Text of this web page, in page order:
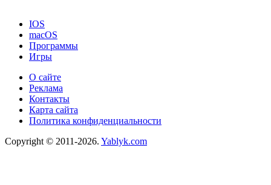
IOS
macOS
Программы
Игры
О сайте
Реклама
Контакты
Карта сайта
Политика конфиденциальности
Copyright © 2011-2026. Yablyk.сom